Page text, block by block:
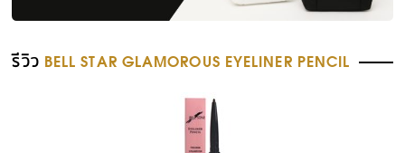
รีวิว BELL STAR GLAMOROUS EYELINER PENCIL